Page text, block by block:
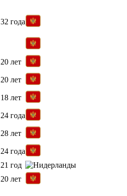
32 года
20 лет
20 лет
18 лет
24 года
28 лет
24 года
21 год
20 лет